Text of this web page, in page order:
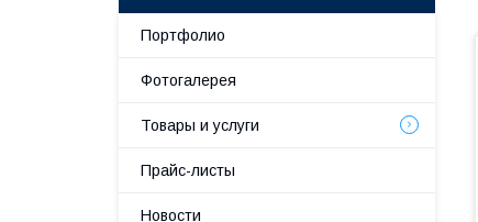
Портфолио
Фотогалерея
Товары и услуги
Прайс-листы
Новости